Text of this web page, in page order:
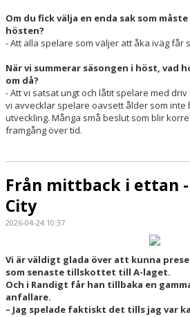
Om du fick välja en enda sak som
hösten?
- Att alla spelare som väljer att åka iväg får
När vi summerar säsongen i höst, vad
om då?
- Att vi satsat ungt och låtit spelare med
vi avvecklar spelare oavsett ålder som inte
utveckling. Många små beslut som blir
framgång över tid.
Från mittback i ettan
City
2026-04-24 10:37
Vi är väldigt glada över att kunna
som senaste tillskottet till A-laget.
Och i Randigt får han tillbaka en
anfallare.
– Jag spelade faktiskt det tills jag var